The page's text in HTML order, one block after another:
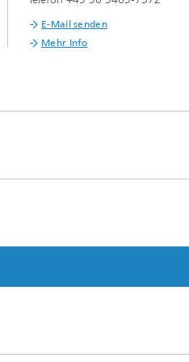
E-Mail senden
Mehr Info